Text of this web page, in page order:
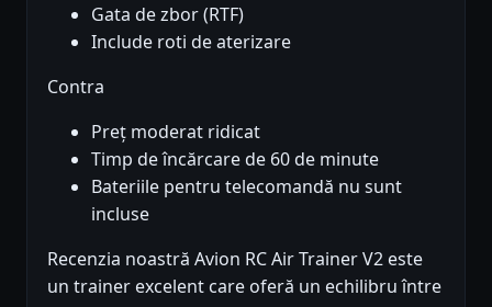
Gata de zbor (RTF)
Include roti de aterizare
Contra
Preț moderat ridicat
Timp de încărcare de 60 de minute
Bateriile pentru telecomandă nu sunt
incluse
Recenzia noastră Avion RC Air Trainer V2 este
un trainer excelent care oferă un echilibru între